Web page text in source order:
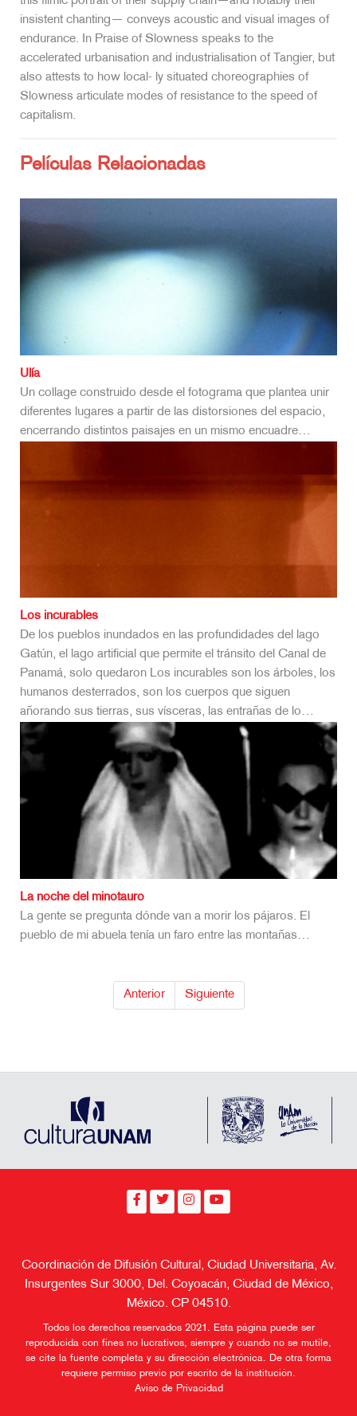
insistent chanting— conveys acoustic and visual images of
endurance. In Praise of Slowness speaks to the
accelerated urbanisation and industrialisation of Tangier, but
also attests to how local- ly situated choreographies of
Slowness articulate modes of resistance to the speed of
capitalism.
Películas Relacionadas
Ulía
Un collage construido desde el fotograma que plantea unir
diferentes lugares a partir de las distorsiones del espacio,
encerrando distintos paisajes en un mismo encuadre…
Los incurables
De los pueblos inundados en las profundidades del lago
Gatún, el lago artificial que permite el tránsito del Canal de
Panamá, solo quedaron Los incurables son los árboles, los
humanos desterrados, son los cuerpos que siguen
añorando sus tierras, sus vísceras, las entrañas de lo…
La noche del minotauro
La gente se pregunta dónde van a morir los pájaros. El
pueblo de mi abuela tenía un faro entre las montañas…
Anterior Siguiente
Coordinación de Difusión Cultural, Ciudad Universitaria, Av.
Insurgentes Sur 3000, Del. Coyoacán, Ciudad de México,
México. CP 04510.
Todos los derechos reservados 2021. Esta página puede ser
reproducida con fines no lucrativos, siempre y cuando no se mutile,
se cite la fuente completa y su dirección electrónica. De otra forma
requiere permiso previo por escrito de la institución.
Aviso de Privacidad